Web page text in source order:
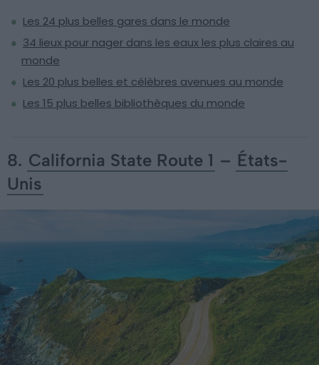
Les 24 plus belles gares dans le monde
34 lieux pour nager dans les eaux les plus claires au
monde
Les 20 plus belles et célèbres avenues au monde
Les 15 plus belles bibliothèques du monde
8. California State Route 1 – États-
Unis